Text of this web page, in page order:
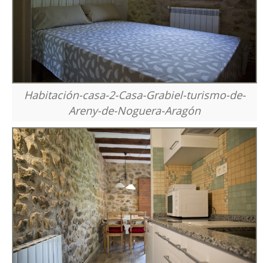
Habitación-casa-2-Casa-Grabiel-turismo-de-
Areny-de-Noguera-Aragón